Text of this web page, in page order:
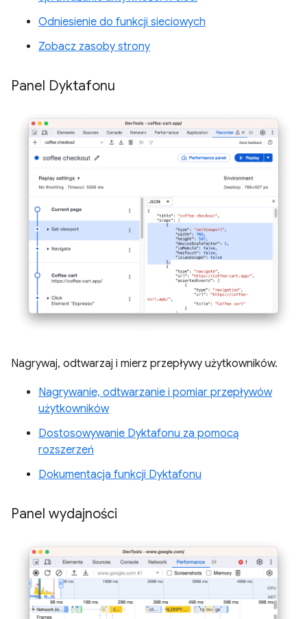
Odniesienie do funkcji sieciowych
Zobacz zasoby strony
Panel Dyktafonu
Nagrywaj, odtwarzaj i mierz przepływy użytkowników.
Nagrywanie, odtwarzanie i pomiar przepływów
użytkowników
Dostosowywanie Dyktafonu za pomocą
rozszerzeń
Dokumentacja funkcji Dyktafonu
Panel wydajności